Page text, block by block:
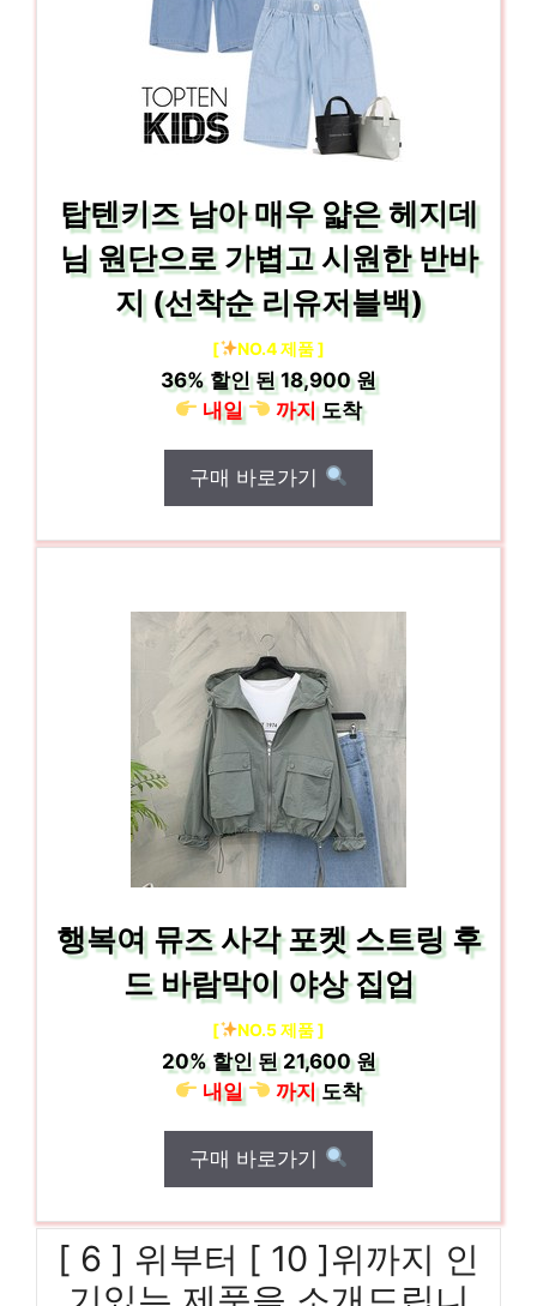
탑텐키즈 남아 매우 얇은 헤지데
님 원단으로 가볍고 시원한 반바
지 (선착순 리유저블백)
[ NO.4 제품 ]
36% 할인 된18,900 원
내일
까지도착
구매 바로가기
행복여 뮤즈 사각 포켓 스트링 후
드 바람막이 야상 집업
[ NO.5 제품 ]
20%할인 된21,600 원
내일
까지도착
구매 바로가기
[ 6 ] 위부터 [ 10 ]위까지 인